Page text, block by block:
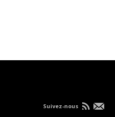
Suivez-nous